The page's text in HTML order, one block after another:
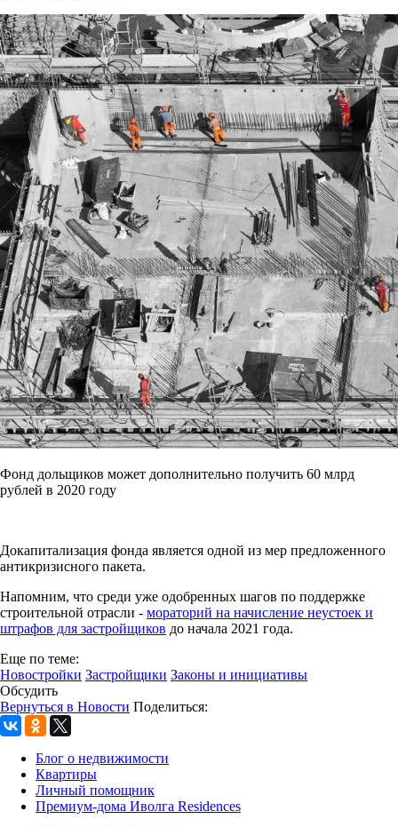
Фонд дольщиков может дополнительно получить 60 млрд
рублей в 2020 году
Докапитализация фонда является одной из мер предложенного
антикризисного пакета.
Напомним, что среди уже одобренных шагов по поддержке
строительной отрасли - мораторий на начисление неустоек и
штрафов для застройщиков до начала 2021 года.
Еще по теме:
Новостройки Застройщики Законы и инициативы
Обсудить
Вернуться в Новости Поделиться:
Блог о недвижимости
Квартиры
Личный помощник
Премиум-дома Иволга Residences